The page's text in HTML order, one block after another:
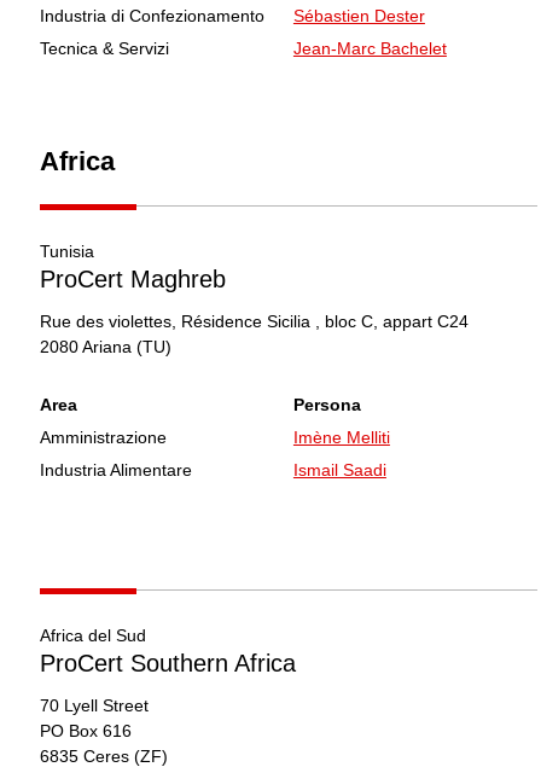
Industria di Confezionamento
Sébastien Dester
Tecnica & Servizi
Jean-Marc Bachelet
Africa
Tunisia
ProCert Maghreb
Rue des violettes, Résidence Sicilia , bloc C, appart C24
2080Ariana (TU)
Area
Persona
Amministrazione
Imène Melliti
Industria Alimentare
Ismail Saadi
Africa del Sud
ProCert Southern Africa
70 Lyell Street
PO Box 616
6835 Ceres (ZF)